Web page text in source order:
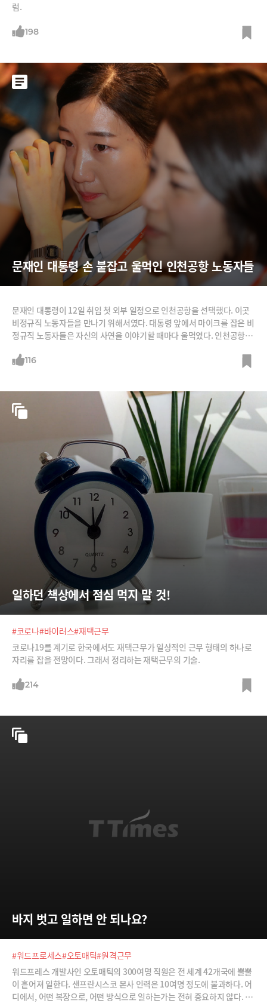
럼.
198
문재인 대통령 손 붙잡고 울먹인 인천공항 노동자들
문재인 대통령이 12일 취임 첫 외부 일정으로 인천공항을 선택했다. 이곳
비정규직 노동자들을 만나기 위해서였다. 대통령 앞에서 마이크를 잡은 비
정규직 노동자들은 자신의 사연을 이야기할 때마다 울먹였다. 인천공항은
2여객터미널이 문을 열면 62개 용역사에 3093명이 추가 투입돼 비정규직
116
일하던 책상에서 점심 먹지 말 것!
#코로나#바이러스#재택근무
코로나19를 계기로 한국에서도 재택근무가 일상적인 근무 형태의 하나로
자리를 잡을 전망이다. 그래서 정리하는 재택근무의 기술.
214
바지 벗고 일하면 안 되나요?
#워드프로세스#오토매틱#원격근무
워드프레스 개발사인 오토매틱의 300여명 직원은 전 세계 42개국에 뿔뿔
이 흩어져 일한다. 샌프란시스코 본사 인력은 10여명 정도에 불과하다. 어
디에서, 어떤 복장으로, 어떤 방식으로 일하는가는 전혀 중요하지 않다. 그